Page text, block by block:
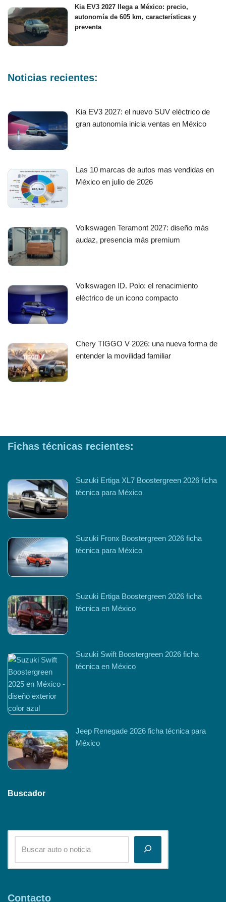
Kia EV3 2027 llega a México: precio,
autonomía de 605 km, características y
preventa
Noticias recientes:
Kia EV3 2027: el nuevo SUV eléctrico de
gran autonomía inicia ventas en México
Las 10 marcas de autos mas vendidas en
México en julio de 2026
Volkswagen Teramont 2027: diseño más
audaz, presencia más premium
Volkswagen ID. Polo: el renacimiento
eléctrico de un icono compacto
Chery TIGGO V 2026: una nueva forma de
entender la movilidad familiar
Fichas técnicas recientes:
Suzuki Ertiga XL7 Boostergreen 2026 ficha
técnica para México
Suzuki Fronx Boostergreen 2026 ficha
técnica para México
Suzuki Ertiga Boostergreen 2026 ficha
técnica en México
Suzuki Swift Boostergreen 2026 ficha
técnica en México
Jeep Renegade 2026 ficha técnica para
México
Buscador
Contacto